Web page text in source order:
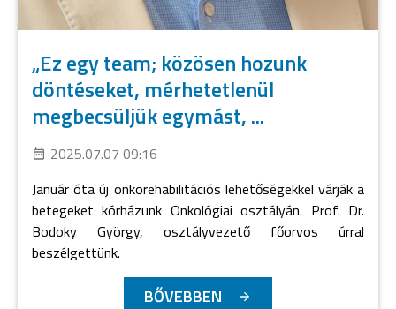
„Ez egy team; közösen hozunk
döntéseket, mérhetetlenül
megbecsüljük egymást, ...
2025.07.07 09:16
Január óta új onkorehabilitációs lehetőségekkel várják a
betegeket kórházunk Onkológiai osztályán. Prof. Dr.
Bodoky György, osztályvezető főorvos úrral
beszélgettünk.
BŐVEBBEN